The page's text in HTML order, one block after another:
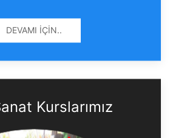
DEVAMI İÇIN..
Kurslarımız